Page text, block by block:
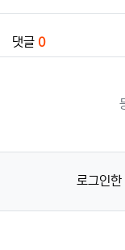
댓글 0
로그인한